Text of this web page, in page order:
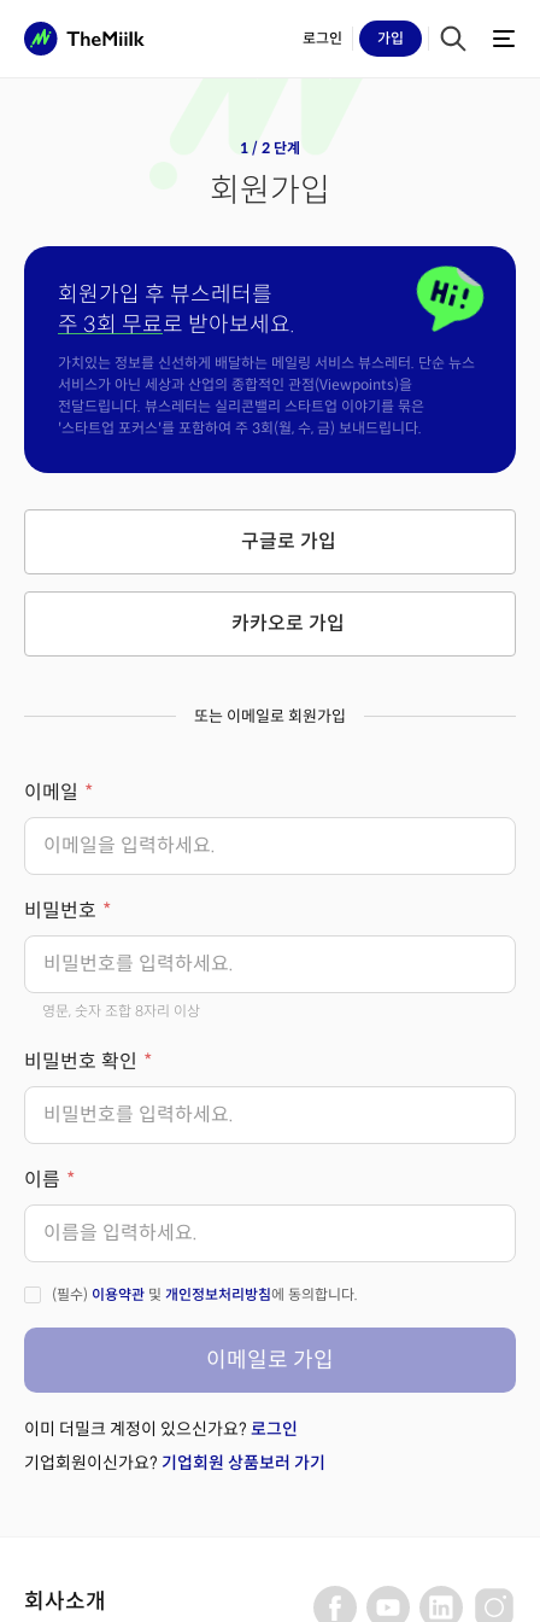
로그인 가입
1 / 2 단계
회원가입
회원가입 후 뷰스레터를
주 3회 무료로 받아보세요.
가치있는 정보를 신선하게 배달하는 메일링 서비스 뷰스레터. 단순 뉴스
서비스가 아닌 세상과 산업의 종합적인 관점(Viewpoints)을
전달드립니다. 뷰스레터는 실리콘밸리 스타트업 이야기를 묶은
'스타트업 포커스'를 포함하여 주 3회(월, 수, 금) 보내드립니다.
구글로 가입
카카오로 가입
또는 이메일로 회원가입
이메일
비밀번호
영문, 숫자 조합 8자리 이상
비밀번호 확인
이름
(필수) 이용약관 및 개인정보처리방침에 동의합니다.
이메일로 가입
이미 더밀크 계정이 있으신가요? 로그인
기업회원이신가요? 기업회원 상품보러 가기
회사소개